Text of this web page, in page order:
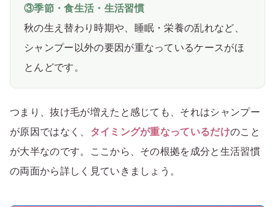
③季節・食生活・生活習慣
秋の生え替わり時期や、睡眠・栄養の乱れなど、
シャンプー以外の要因が重なっているケースがほ
とんどです。
つまり、抜け毛が増えたと感じても、それはシャンプー
が原因ではなく、
タイミングが重なっているだけのこと
が大半なのです。ここから、その根拠を成分と生活習慣
の両面から詳しく見ていきましょう。